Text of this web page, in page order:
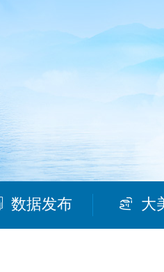
数据发布 大